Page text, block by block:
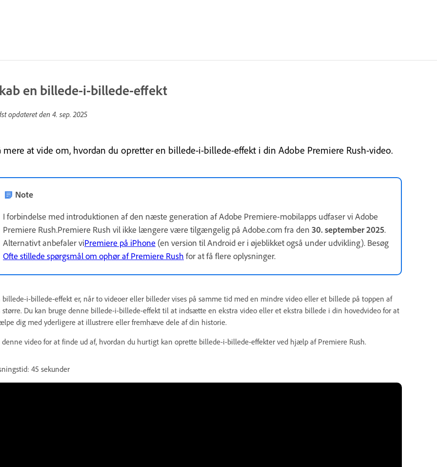
en billede-i-billede-effekt
opdateret den4. sep. 2025
mere at vide om, hvordan du opretter en billede-i-billede-effekt i din Adobe Premiere Rush-video.
Note
I forbindelse med introduktionen af den næste generation af Adobe Premiere-mobilapps udfaser vi Adobe
Premiere Rush.Premiere Rush vil ikke længere være tilgængelig på Adobe.com fra den 30. september 2025.
Alternativt anbefaler viPremiere på iPhone (en version til Android er i øjeblikket også under udvikling). Besøg
Ofte stillede spørgsmål om ophør af Premiere Rush for at få flere oplysninger.
billede-i-billede-effekt er, når to videoer eller billeder vises på samme tid med en mindre video eller et billede på toppen af
større. Du kan bruge denne billede-i-billede-effekt til at indsætte en ekstra video eller et ekstra billede i din hovedvideo for at
dig med yderligere at illustrere eller fremhæve dele af din historie.
denne video for at finde ud af, hvordan du hurtigt kan oprette billede-i-billede-effekter ved hjælp af Premiere Rush.
45 sekunder